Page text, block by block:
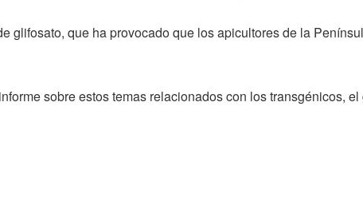
glifosato, que ha provocado que los apicultores de la
sobre estos temas relacionados con los transgénicos,